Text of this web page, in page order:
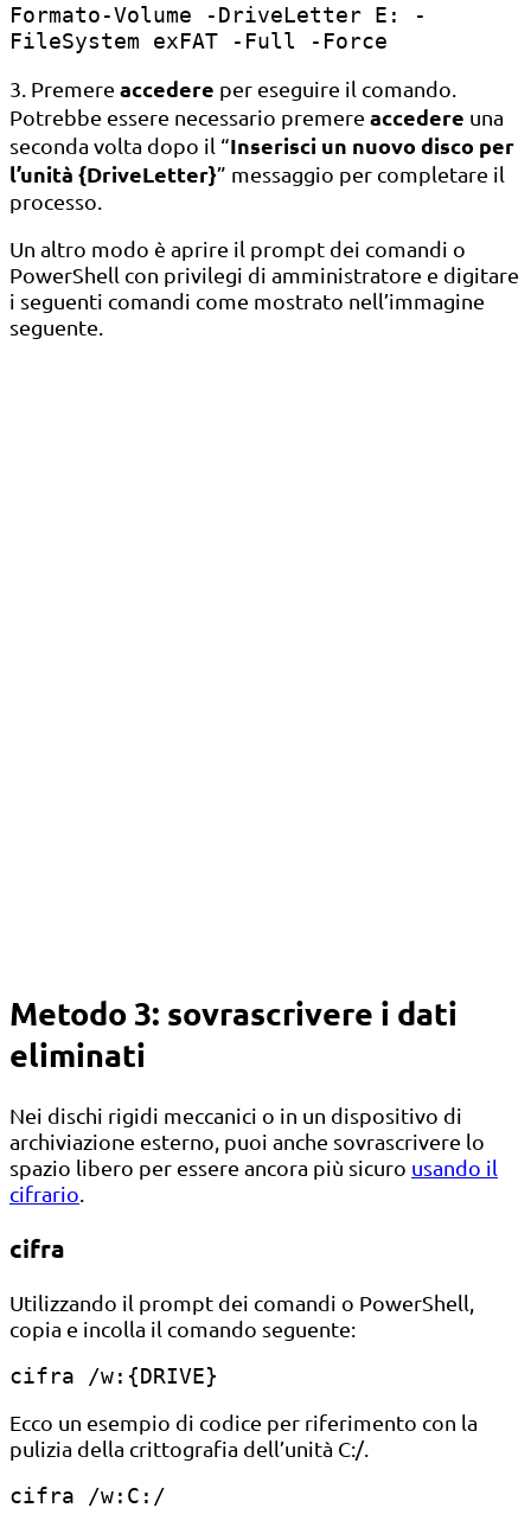
Formato-Volume -DriveLetter E: -
FileSystem exFAT -Full -Force
3. Premere accedere per eseguire il comando.
Potrebbe essere necessario premere accedere una
seconda volta dopo il “Inserisci un nuovo disco per
l’unità {DriveLetter}” messaggio per completare il
processo.
Un altro modo è aprire il prompt dei comandi o
PowerShell con privilegi di amministratore e digitare
i seguenti comandi come mostrato nell’immagine
seguente.
Metodo 3: sovrascrivere i dati
eliminati
Nei dischi rigidi meccanici o in un dispositivo di
archiviazione esterno, puoi anche sovrascrivere lo
spazio libero per essere ancora più sicuro usando il
cifrario
cifra
Utilizzando il prompt dei comandi o PowerShell,
copia e incolla il comando seguente:
cifra /w:{DRIVE}
Ecco un esempio di codice per riferimento con la
pulizia della crittografia dell’unità C:/.
cifra /w:C:/